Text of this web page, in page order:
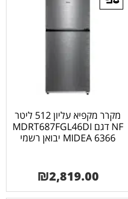
מקרר מקפיא עליון 512 ליטר
NF דגם MDRT687FGL46DI
MIDEA 6366 יבואן רשמי
₪2,819.00